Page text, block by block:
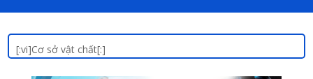
[:vi]Cơ sở vật chất[:]